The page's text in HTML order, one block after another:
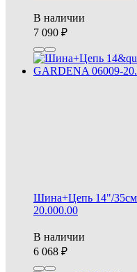
В наличии
7 090
Шина+Цепь 14"/
20.000.00
В наличии
6 068